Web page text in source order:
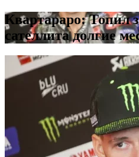
Квартараро: Топил
сателлита долгие